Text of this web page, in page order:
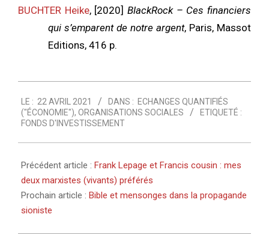
BUCHTER Heike, [2020]BlackRock – Ces financiers
qui s’emparent de notre argent, Paris, Massot
Editions, 416 p.
04-
22
LE : 22 AVRIL 2021 DANS : ECHANGES QUANTIFIÉS
("ÉCONOMIE"), ORGANISATIONS SOCIALES
ETIQUETÉ :
FONDS D'INVESTISSEMENT
Précédent article : Frank Lepage et Francis cousin : mes
deux marxistes (vivants) préférés
Prochain article : Bible et mensonges dans la propagande
sioniste